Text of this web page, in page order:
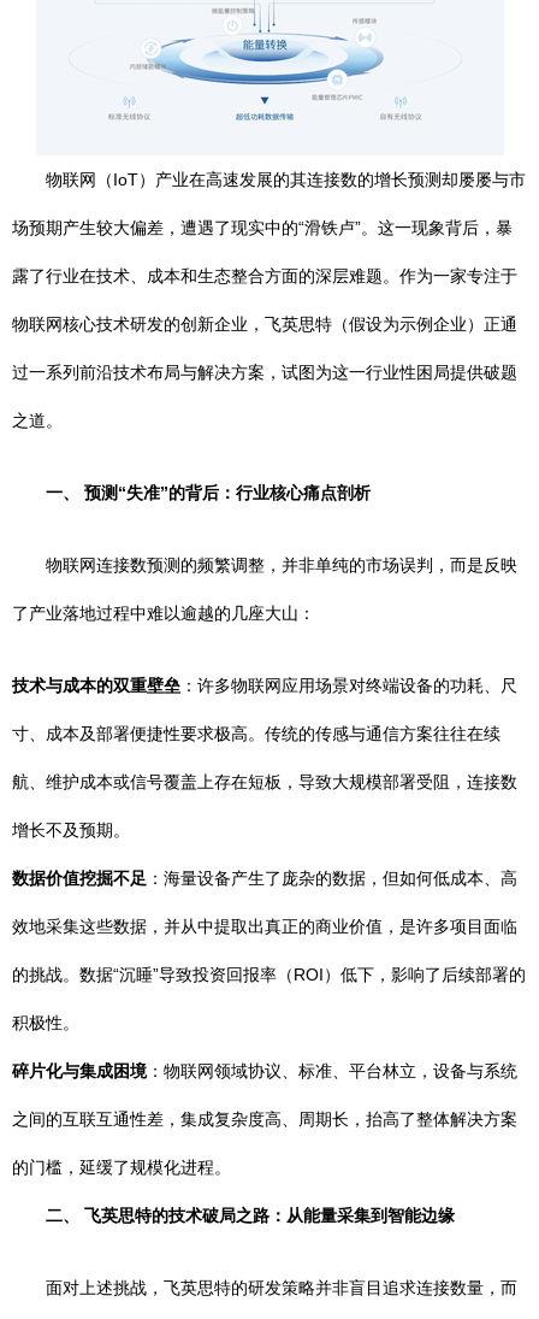
物联网（IoT）产业在高速发展的其连接数的增长预测却屡屡与市
场预期产生较大偏差，遭遇了现实中的“滑铁卢”。这一现象背后，暴
露了行业在技术、成本和生态整合方面的深层难题。作为一家专注于
物联网核心技术研发的创新企业，飞英思特（假设为示例企业）正通
过一系列前沿技术布局与解决方案，试图为这一行业性困局提供破题
之道。
一、 预测“失准”的背后：行业核心痛点剖析
物联网连接数预测的频繁调整，并非单纯的市场误判，而是反映
了产业落地过程中难以逾越的几座大山：
技术与成本的双重壁垒 ：许多物联网应用场景对终端设备的功耗、尺
寸、成本及部署便捷性要求极高。传统的传感与通信方案往往在续
航、维护成本或信号覆盖上存在短板，导致大规模部署受阻，连接数
增长不及预期。
数据价值挖掘不足 ：海量设备产生了庞杂的数据，但如何低成本、高
效地采集这些数据，并从中提取出真正的商业价值，是许多项目面临
的挑战。数据“沉睡”导致投资回报率（ROI）低下，影响了后续部署的
积极性。
碎片化与集成困境：物联网领域协议、标准、平台林立，设备与系统
之间的互联互通性差，集成复杂度高、周期长，抬高了整体解决方案
的门槛，延缓了规模化进程。
二、 飞英思特的技术破局之路：从能量采集到智能边缘
面对上述挑战，飞英思特的研发策略并非盲目追求连接数量，而